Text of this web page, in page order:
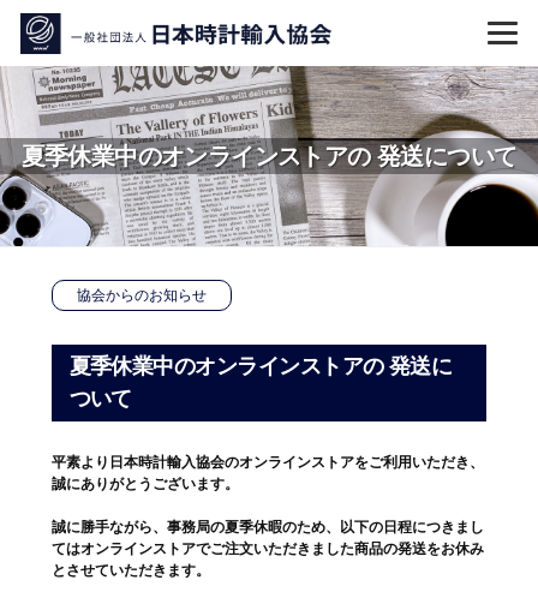
テ
ン
ツ
へ
ス
キ
夏季休業中のオンラインストアの 発送について
協会からのお知らせ
夏季休業中のオンラインストアの 発送に
ついて
平素より日本時計輸入協会のオンラインストアをご利用いただき、
誠にありがとうございます。
誠に勝手ながら、事務局の夏季休暇のため、以下の日程につきまし
てはオンラインストアでご注文いただきました商品の発送をお休み
とさせていただきます。